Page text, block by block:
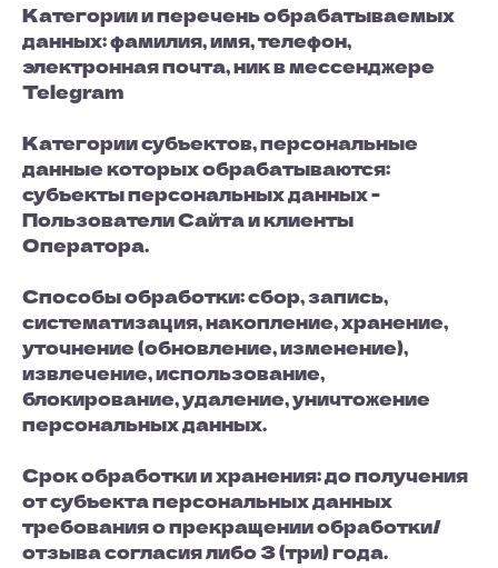
Категории и перечень обрабатываемых
данных: фамилия, имя, телефон,
электронная почта, ник в мессенджере
Telegram
Категории субъектов, персональные
данные которых обрабатываются:
субъекты персональных данных -
Пользователи Сайта и клиенты
Оператора.
Способы обработки: сбор, запись,
систематизация, накопление, хранение,
уточнение (обновление, изменение),
извлечение, использование,
блокирование, удаление, уничтожение
персональных данных.
Срок обработки и хранения: до получения
от субъекта персональных данных
требования о прекращении обработки/
отзыва согласия либо 3 (три) года.